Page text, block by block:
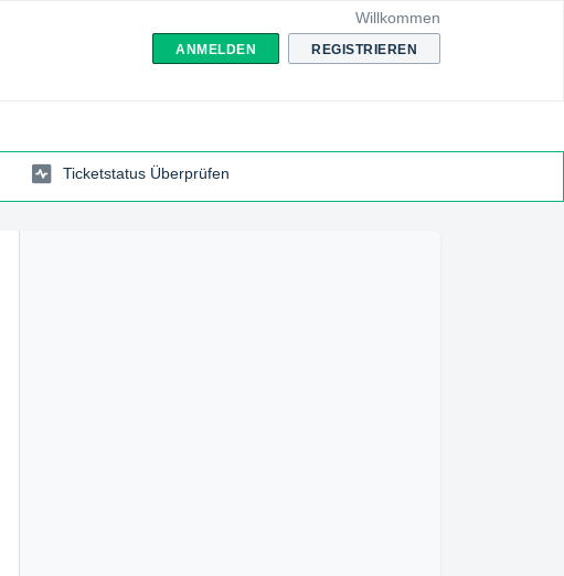
Willkommen
ANMELDEN REGISTRIEREN
Ticketstatus Überprüfen